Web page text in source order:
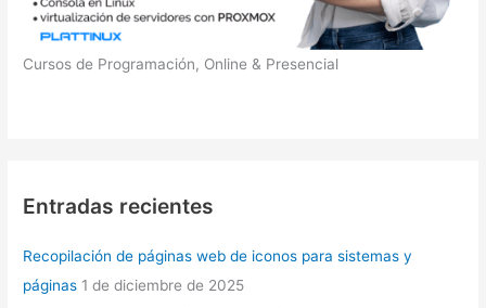
Cursos de Programación, Online & Presencial
Entradas recientes
Recopilación de páginas web de iconos para sistemas y
páginas 1 de diciembre de 2025